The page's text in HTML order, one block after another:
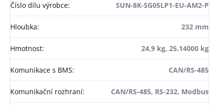
Číslo dílu výrobce: SUN-8K-SG05LP1-EU-AM2-P
Hloubka: 232 mm
Hmotnost: 24,9 kg, 25.14000 kg
Komunikace s BMS: CAN/RS-485
Komunikační rozhraní: CAN/RS-485, RS-232, Modbus